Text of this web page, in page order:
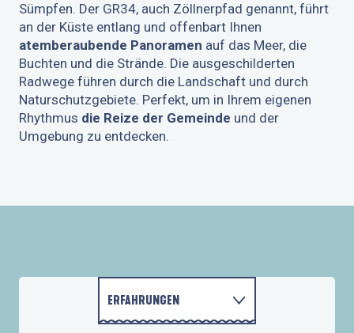
Sümpfen. Der GR34, auch Zöllnerpfad genannt, führt
an der Küste entlang und offenbart Ihnen
atemberaubende Panoramen auf das Meer, die
Buchten und die Strände. Die ausgeschilderten
Radwege führen durch die Landschaft und durch
Naturschutzgebiete. Perfekt, um in Ihrem eigenen
Rhythmus die Reize der Gemeinde und der
Umgebung zu entdecken.
ERFAHRUNGEN